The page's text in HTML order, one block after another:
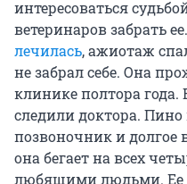
интересоваться
ветеринаров забрать
лечилась, ажиотаж
не забрал себе. Она
клинике полтора года.
следили доктора.
позвоночник и долгое
она бегает на всех
любящими людьми. Ее